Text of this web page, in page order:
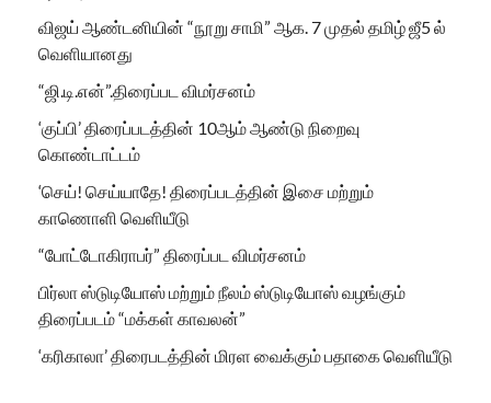
விஜய் ஆண்டனியின் “நூறு சாமி” ஆக. 7 முதல் தமிழ் ஜீ5 ல்
வெளியானது
“ஜி.டி.என்”.திரைப்பட விமர்சனம்
‘குப்பி’ திரைப்படத்தின் 10ஆம் ஆண்டு நிறைவு
கொண்டாட்டம்
‘செய்! செய்யாதே! திரைப்படத்தின் இசை மற்றும்
காணொளி வெளியீடு
“போட்டோகிராபர்” திரைப்பட விமர்சனம்
பிர்லா ஸ்டுடியோஸ் மற்றும் நீலம் ஸ்டுடியோஸ் வழங்கும்
திரைப்படம் “மக்கள் காவலன்”
‘கரிகாலா’ திரைபடத்தின் மிரள வைக்கும் பதாகை வெளியீடு